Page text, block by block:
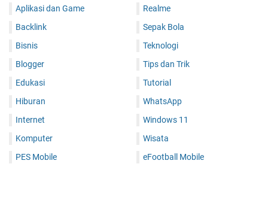
Aplikasi dan Game
Backlink
Bisnis
Blogger
Edukasi
Hiburan
Internet
Komputer
PES Mobile
Realme
Sepak Bola
Teknologi
Tips dan Trik
Tutorial
WhatsApp
Windows 11
Wisata
eFootball Mobile